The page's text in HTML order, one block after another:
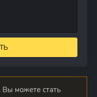
можете стать